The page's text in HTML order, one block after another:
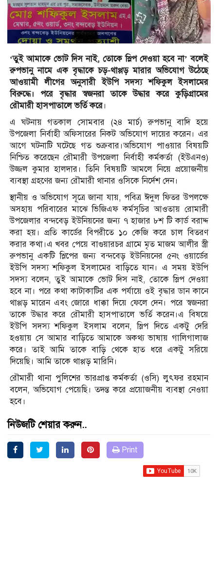
‘তুই আমাকে ভোট দিস নাই, তোকে স্লিপ দেওয়া হবে না’ বলেই
রুপভানু নামে এক বৃদ্ধাকে চড়-থাপ্পড় মারার অভিযোগ উঠেছে
আওয়ামী লীগের অনুসারী ইউপি সদস্য শফিকুল ইসলামের
বিরুদ্ধে। পরে বৃদ্ধার স্বজনরা তাকে উদ্ধার করে কুড়িগ্রামের
রৌমারী হাসপাতালে ভর্তি করে।
এ ঘটনায় গতকাল সোমবার (২৪ মার্চ) রুপভানু বাদি হয়ে
উপজেলা নির্বাহী অফিসারের নিকট অভিযোগ দায়ের করেন। এর
আগে ঘটনাটি ঘটেছে গত শুক্রবার।অভিযোগ পাওয়ার বিষয়টি
নিশ্চিত করেছেন রৌমারী উপজেলা নির্বাহী কর্মকর্তা (ইউএনও)
উজ্জল কুমার হালদার। তিনি বিষয়টি আমলে নিয়ে প্রয়োজনীয়
ব্যবস্থা গ্রহণের জন্য রৌমারী থানার ওসিকে নির্দেশ দেন।
স্থানীয় ও অভিযোগ সূত্রে জানা যায়, পবিত্র ঈদুল ফিতর উপলক্ষে
অসহায় পরিবারের মাঝে ভিজিএফ কর্মসূচির আওতায় রোমারী
উপজেলার বন্দবেড় ইউনিয়নের জন্য ৭ হাজার ৮শ টি কার্ড বরাদ্দ
করা হয়। প্রতি কার্ডের বিপরীতে ১০ কেজি করে চাল বিতরণ
করার কথা।এ খবর পেয়ে বাগুয়ারচর গ্রামে মৃত মাজম আলীর স্ত্রী
রুপভানু একটি স্লিপের জন্য বন্দবেড় ইউনিয়নের ৫নং ওয়ার্ডের
ইউপি সদস্য শফিকুল ইসলামের বাড়িতে যান। এ সময় ইউপি
সদস্য বলেন, তুই আমাকে ভোট দিস নাই, তোকে স্লিপ দেওয়া
হবে না। পরে কথা কাটাকাটির এক পর্যায়ে ওই বৃদ্ধার ডান কানে
থাপ্পড় মারেন এবং জোরে ধাক্কা দিয়ে ফেলে দেন। পরে স্বজনরা
তাকে উদ্ধার করে রৌমারী হাসপাতালে ভর্তি করেন।এ বিষয়ে
ইউপি সদস্য শফিকুল ইসলাম বলেন, স্লিপ দিতে একটু দেরি
হওয়ায় সে আমার বাড়িতে আমাকে অকথ্য ভাষায় গালিগালাজ
করে। তাই আমি তাকে বাড়ি থেকে হাত ধরে একটু সরিয়ে
দিয়েছি। আমি তাকে থাপ্পড় মারিনি।
রৌমারী থানা পুলিশের ভারপ্রাপ্ত কর্মকর্তা (ওসি) লুৎফর রহমান
বলেন, অভিযোগ পেয়েছি। তদন্ত করে প্রয়োজনীয় ব্যবস্থা নেওয়া
হবে।
নিউজটি শেয়ার করুন..
Print